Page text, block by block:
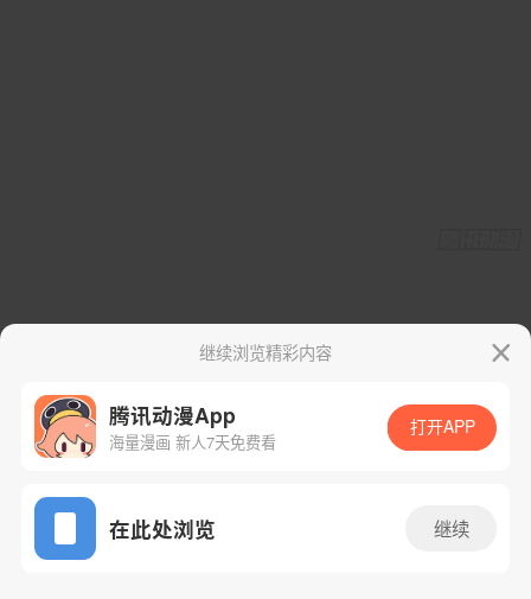
App免费看
继续浏览精彩内容
腾讯动漫App
海量漫画 新人7天免费看
打开APP
在此处浏览 继续